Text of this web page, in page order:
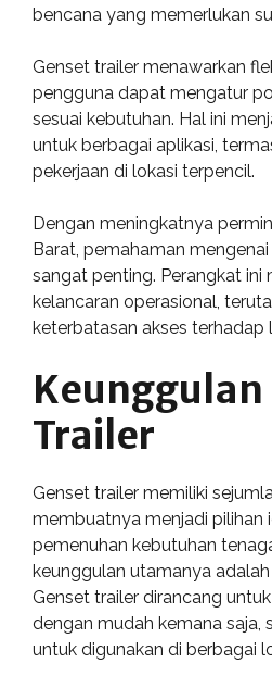
bencana yang memerlukan
Genset trailer menawarkan
pengguna dapat mengatur
sesuai kebutuhan. Hal ini
untuk berbagai aplikasi,
pekerjaan di lokasi terpencil.
Dengan meningkatnya
Barat, pemahaman
sangat penting. Perangkat
kelancaran operasional,
keterbatasan akses terhadap
Keunggulan
Trailer
Genset trailer memiliki
membuatnya menjadi pilihan
pemenuhan kebutuhan
keunggulan utamanya
Genset trailer dirancang
dengan mudah kemana saja,
untuk digunakan di berbagai